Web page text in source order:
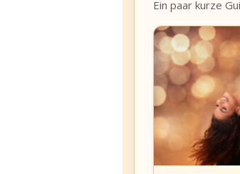
Ein paar kurze